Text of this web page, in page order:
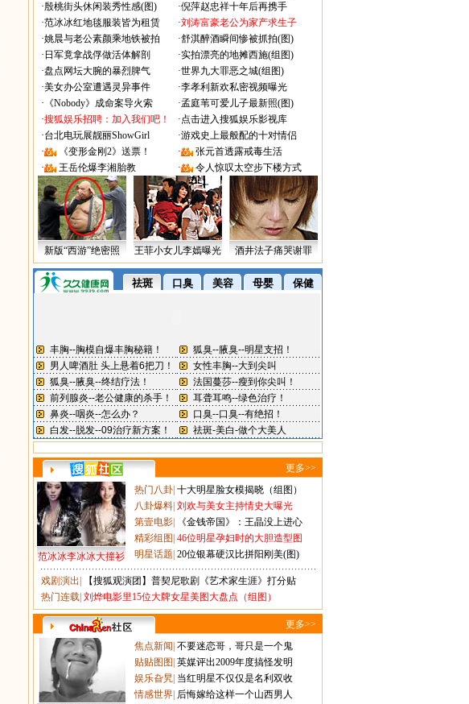
·殷桃街头休闲装秀性感(图) ·倪萍赵忠祥十年后再携手
·范冰冰红地毯服装皆为租赁 ·刘涛富豪老公为家产求生子
·姚晨与老公素颜乘地铁被拍 ·舒淇醉酒瞬间惨被抓拍(图)
· 日军竟拿战俘做活体解剖 ·实拍漂亮的地摊西施(组图)
·盘点网坛大腕的暴烈脾气 ·世界九大罪恶之城(组图)
·美女办公室遭遇灵异事件 ·李孝利新欢私密视频曝光
· 《Nobody》成命案导火索 ·孟庭苇可爱儿子最新照(图)
·搜狐娱乐招聘：加入我们吧！ ·点击进入搜狐娱乐影视库
·台北电玩展靓丽ShowGirl ·游戏史上最般配的十对情侣
·
《变形金刚2》送票！ ·
张元首透露戒毒生活
·
王岳伦爆李湘胎教 · 令人惊叹太空步下楼方式
新版“西游”绝密照 王菲小女儿李嫣曝光 酒井法子痛哭谢罪
更多>>
范冰冰李冰冰大撞衫
热门八卦 十大明星脸女模揭晓（组图）
八卦爆料 刘欢与美女主持情史大曝光
第壹电影
《金钱帝国》：王晶没上进心
精彩组图 46位明星孕妇时的大胆造型图
明星话题 20位银幕硬汉比拼阳刚美(图)
戏剧演出
【搜狐观演团】普契尼歌剧《艺术家生涯》打分贴
热门连载 刘烨电影里15位大牌女星美图大盘点（组图）
更多>>
焦点新闻 不要迷恋哥，哥只是一个鬼
贴贴图图 英媒评出2009年度搞怪发明
娱乐旮旯 当红明星不仅仅是名利双收
情感世界 后悔嫁给这样一个山西男人